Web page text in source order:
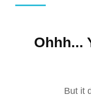
Ohhh...
But it